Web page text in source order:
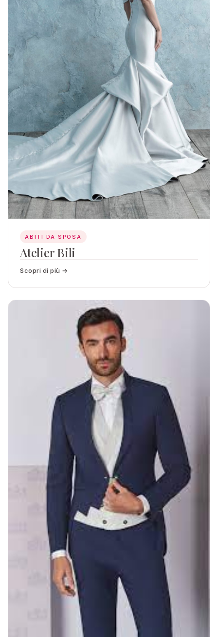
ABITI DA SPOSA
Atelier Bili
Scopri di più →